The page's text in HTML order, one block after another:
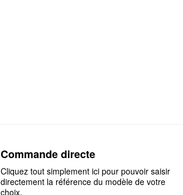
Commande directe
Cliquez tout simplement ici pour pouvoir saisir
directement la référence du modèle de votre
choix.